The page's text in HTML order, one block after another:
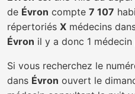
de Évron compte 7 107
répertoriés X médecins
Évron il y a donc 1
Si vous recherchez le
dans Évron ouvert le